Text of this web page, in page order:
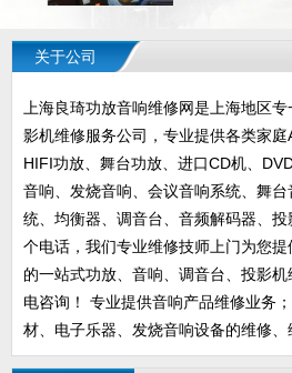
关于公司
上海良琦功放音响维修网是上海地区
影机维修服务公司，专业提供各类家
HIFI功放、舞台功放、进口CD机、
音响、发烧音响、会议音响系统、舞
统、均衡器、调音台、音频解码器、
个电话，我们专业维修技师上门为您
的一站式功放、音响、调音台、投影
电咨询！ 专业提供音响产品维修业务
材、电子乐器、发烧音响设备的维修、